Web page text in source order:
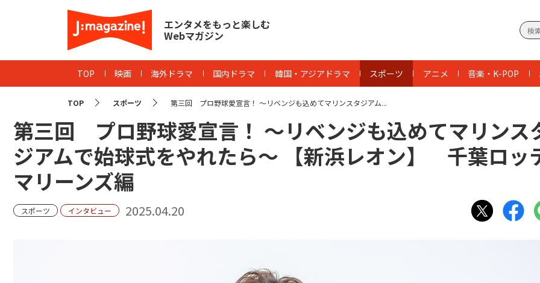
エンタメをもっと楽しむ
Webマガジン
TOP 映画 海外ドラマ 国内ドラマ 韓国・アジアドラマ スポーツ アニメ 音楽・K-POP
TOP スポーツ 第三回 プロ野球愛宣言！ ～リベンジも込めてマリンスタジアム...
第三回 プロ野球愛宣言！ ～リベンジも込めてマリンス
ジアムで始球式をやれたら～ 【新浜レオン】 千葉ロッ
マリーンズ編
スポーツ インタビュー 2025.04.20